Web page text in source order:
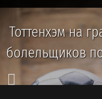
Тоттенхэм на
болельщиков